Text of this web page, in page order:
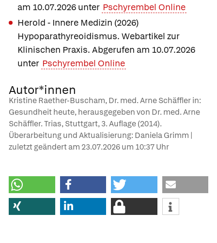
am 10.07.2026 unter Pschyrembel Online
Herold - Innere Medizin (2026)
Hypoparathyreoidismus. Webartikel zur
Klinischen Praxis. Abgerufen am 10.07.2026
unter Pschyrembel Online
Autor*innen
Kristine Raether-Buscham, Dr. med. Arne Schäffler in:
Gesundheit heute, herausgegeben von Dr. med. Arne
Schäffler. Trias, Stuttgart, 3. Auflage (2014).
Überarbeitung und Aktualisierung: Daniela Grimm |
zuletzt geändert am 23.07.2026um 10:37 Uhr